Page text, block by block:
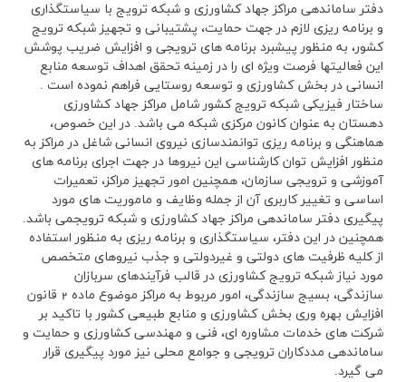
دفتر ساماندهی مراکز جهاد کشاورزی و شبکه ترویج با سیاستگذاری
و برنامه ریزی لازم در جهت حمایت، پشتیبانی و تجهیز شبکه ترویج
کشور، به منظور پیشبرد برنامه های ترویجی و افزایش ضریب پوشش
این فعالیتها فرصت ویژه ای را در زمینه تحقق اهداف توسعه منابع
انسانی در بخش کشاورزی و توسعه روستایی فراهم نموده است .
ساختار فیزیکی شبکه ترویج کشور شامل مراکز جهاد کشاورزی
دهستان به عنوان کانون مرکزی شبکه می باشد. در این خصوص،
هماهنگی و برنامه ریزی توانمندسازی نیروی انسانی شاغل در مراکز به
منظور افزایش توان کارشناسی این نیروها در جهت اجرای برنامه های
آموزشی و ترویجی سازمان، همچنین امور تجهیز مراکز، تعمیرات
اساسی و تغییر کاربری آن از جمله وظایف و ماموریت های مورد
پیگیری دفتر ساماندهی مراکز جهاد کشاورزی و شبکه ترویجمی باشد.
همچنین در این دفتر، سیاستگذاری و برنامه ریزی به منظور استفاده
از کلیه ظرفیت های دولتی و غیردولتی و جذب نیروهای متخصص
مورد نیاز شبکه ترویج کشاورزی در قالب فرآیندهای سربازان
سازندگی، بسیج سازندگی، امور مربوط به مراکز موضوع ماده 2 قانون
افزایش بهره وری بخش کشاورزی و منابع طبیعی کشور با تاکید بر
شرکت های خدمات مشاوره ای، فنی و مهندسی کشاورزی و حمایت و
ساماندهی مددکاران ترویجی و جوامع محلی نیز مورد پیگیری قرار
می گیرد.